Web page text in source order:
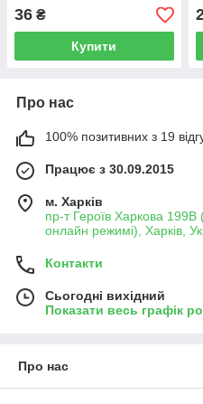
36 ₴
Купити
Про нас
100% позитивних з 19
Працює з 30.09.2015
м. Харків
пр-т Героїв Харкова
онлайн режимі), Харків,
Контакти
Сьогодні вихідний
Показати весь графік
Про нас